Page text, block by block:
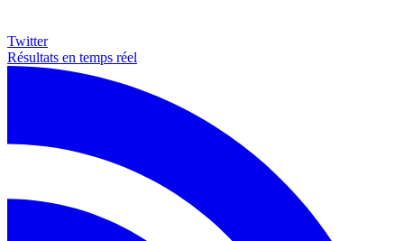
Twitter
Résultats en temps réel